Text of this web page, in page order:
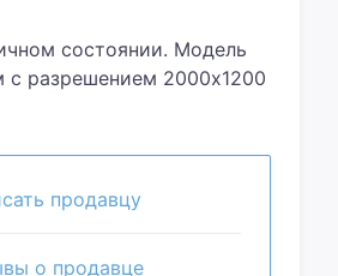
состоянии. Модель
с разрешением 2000x1200
плавное
гарантируют
и потертостей,
Комплектация полная:
Аккумулятор 7500
продавцу
о продавце